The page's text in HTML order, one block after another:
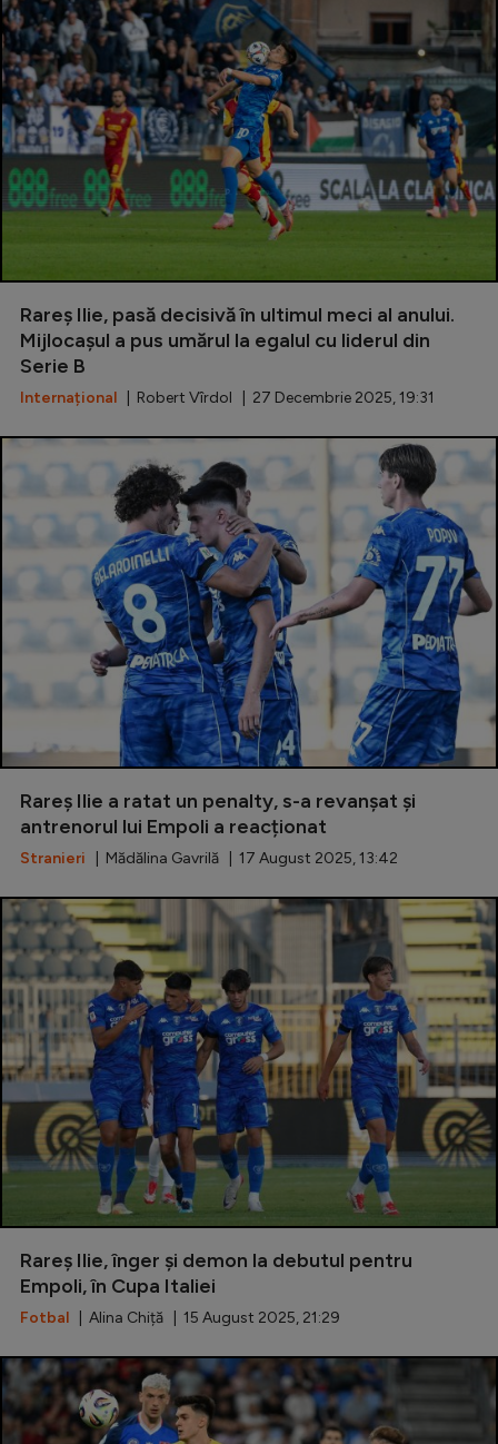
Rareș Ilie, pasă decisivă în ultimul meci al anului.
Mijlocașul a pus umărul la egalul cu liderul din
Serie B
Internațional | Robert Vîrdol | 27 Decembrie 2025, 19:31
Rareș Ilie a ratat un penalty, s-a revanșat și
antrenorul lui Empoli a reacționat
Stranieri | Mădălina Gavrilă | 17 August 2025, 13:42
Rareș Ilie, înger și demon la debutul pentru
Empoli, în Cupa Italiei
Fotbal | Alina Chiță | 15 August 2025, 21:29